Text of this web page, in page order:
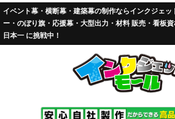
イベント幕・横断幕・建築幕の制作ならインクジェッ
ー・のぼり旗・応援幕・大型出力・材料 販売・看板
日本一 に挑戦中！